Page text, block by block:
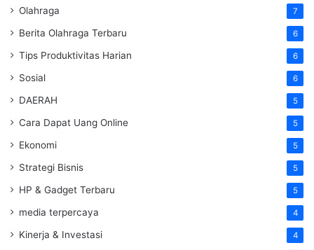
Olahraga 7
Berita Olahraga Terbaru 6
Tips Produktivitas Harian 6
Sosial 6
DAERAH 5
Cara Dapat Uang Online 5
Ekonomi 5
Strategi Bisnis 5
HP & Gadget Terbaru 5
media terpercaya 4
Kinerja & Investasi 4